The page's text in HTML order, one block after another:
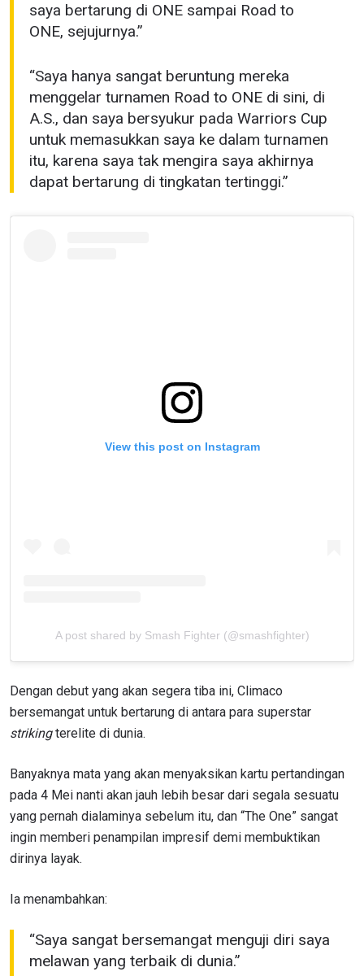
saya bertarung di ONE sampai Road to
ONE, sejujurnya.”
“Saya hanya sangat beruntung mereka
menggelar turnamen Road to ONE di sini, di
A.S., dan saya bersyukur pada Warriors Cup
untuk memasukkan saya ke dalam turnamen
itu, karena saya tak mengira saya akhirnya
dapat bertarung di tingkatan tertinggi.”
View this post on Instagram
A post shared by Smash Fighter (@smashfighter)
Dengan debut yang akan segera tiba ini, Climaco
bersemangat untuk bertarung di antara para superstar
strikingterelite di dunia.
Banyaknya mata yang akan menyaksikan kartu pertandingan
pada 4 Mei nanti akan jauh lebih besar dari segala sesuatu
yang pernah dialaminya sebelum itu, dan “The One” sangat
ingin memberi penampilan impresif demi membuktikan
dirinya layak.
Ia menambahkan:
“Saya sangat bersemangat menguji diri saya
melawan yang terbaik di dunia.”